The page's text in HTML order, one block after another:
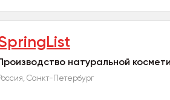
натуральной
Санкт-Петербург